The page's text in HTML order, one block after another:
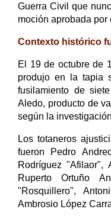
Guerra Civil que
moción aprobada por
Contexto histórico
El 19 de octubre de
produjo en la tapia
fusilamiento de
Aledo, producto de
según la
Los totaneros
fueron Pedro
Rodríguez "Afilaor",
Ruperto Ortuño
"Rosquillero",
Ambrosio López